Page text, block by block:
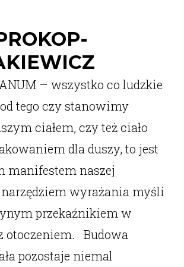
– wszystko co ludzkie
tego czy stanowimy
ciałem, czy też ciało
dla duszy, to jest
manifestem naszej
wyrażania myśli
przekaźnikiem w
otoczeniem. Budowa
pozostaje niemal